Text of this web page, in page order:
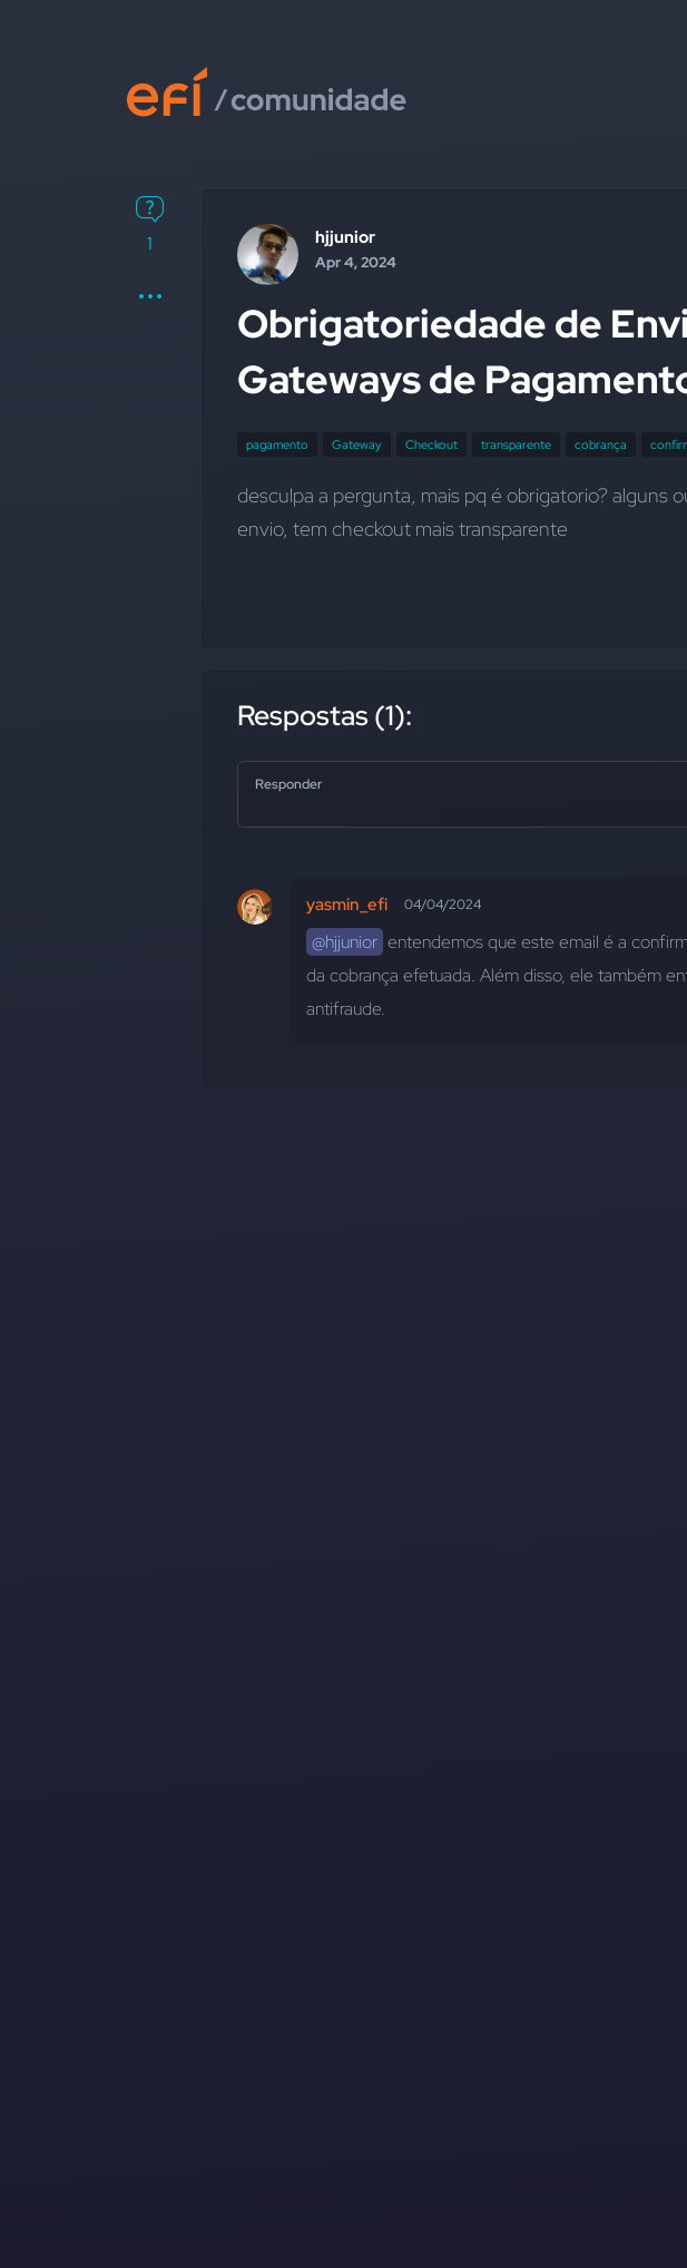
1 hjjunior
Apr 4, 2024
Obrigatoriedade de
Gateways de
pagamento Gateway Checkout transparente cobrança
desculpa a pergunta, mais pq é obrigatorio? alguns
envio, tem checkout mais transparente
Respostas (1):
Responder
yasmin_efi 04/04/2024
@hjjunior entendemos que este email é a
da cobrança efetuada. Além disso, ele também
antifraude.